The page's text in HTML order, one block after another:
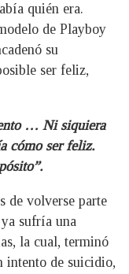
quién era.
de Playboy
su
ser feliz,
… Ni siquiera
cómo ser feliz.
de volverse parte
sufría una
la cual, terminó
intento de suicidio,